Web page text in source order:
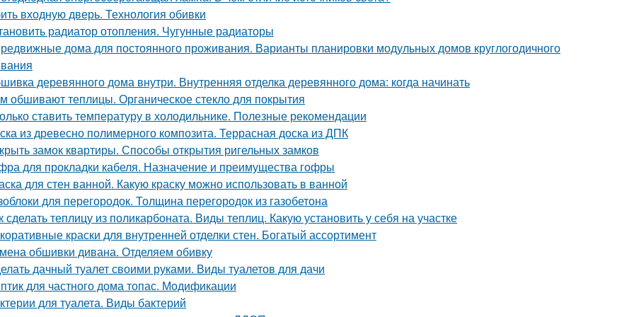
входную дверь. Технология обивки
радиатор отопления. Чугунные радиаторы
дома для постоянного проживания. Варианты планировки модульных домов круглогодичного
деревянного дома внутри. Внутренняя отделка деревянного дома: когда начинать
обшивают теплицы. Органическое стекло для покрытия
ставить температуру в холодильнике. Полезные рекомендации
из древесно полимерного композита. Террасная доска из ДПК
замок квартиры. Способы открытия ригельных замков
для прокладки кабеля. Назначение и преимущества гофры
для стен ванной. Какую краску можно использовать в ванной
для перегородок. Толщина перегородок из газобетона
сделать теплицу из поликарбоната. Виды теплиц. Какую установить у себя на участке
краски для внутренней отделки стен. Богатый ассортимент
обшивки дивана. Отделяем обивку
дачный туалет своими руками. Виды туалетов для дачи
для частного дома топас. Модификации
для туалета. Виды бактерий